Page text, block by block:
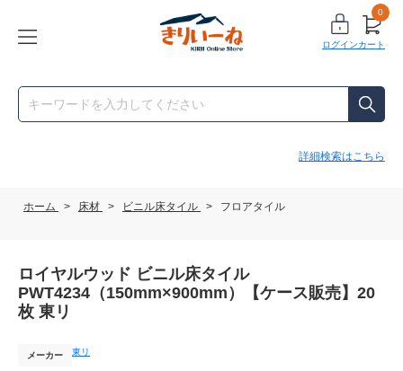
ログイン
0
カート
詳細検索はこちら
ホーム > 床材 > ビニル床タイル > フロアタイル
ロイヤルウッド ビニル床タイル
PWT4234（150mm×900mm）【ケース販売】20
枚 東リ
メーカー 東リ